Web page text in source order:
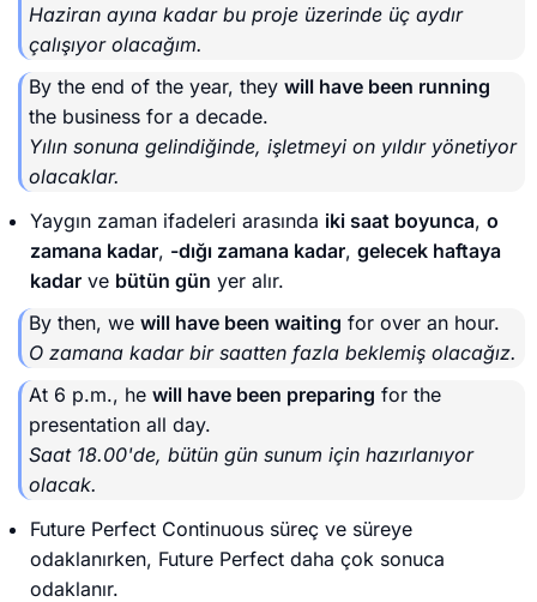
Haziran ayına kadar bu proje üzerinde üç aydır
çalışıyor olacağım.
By the end of the year, they will have been running
the business for a decade.
Yılın sonuna gelindiğinde, işletmeyi on yıldır yönetiyor
olacaklar.
Yaygın zaman ifadeleri arasında iki saat boyunca, o
zamana kadar, -dığı zamana kadar, gelecek haftaya
kadar ve bütün gün yer alır.
By then, we will have been waiting for over an hour.
O zamana kadar bir saatten fazla beklemiş olacağız.
At 6 p.m., he will have been preparing for the
presentation all day.
Saat 18.00'de, bütün gün sunum için hazırlanıyor
olacak.
Future Perfect Continuous süreç ve süreye
odaklanırken, Future Perfect daha çok sonuca
odaklanır.